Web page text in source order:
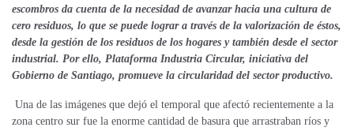
escombros da cuenta de la necesidad de avanzar hacia una cultura de
cero residuos, lo que se puede lograr a través de la valorización de éstos,
desde la gestión de los residuos de los hogares y también desde el sector
industrial. Por ello, Plataforma Industria Circular, iniciativa del
Gobierno de Santiago, promueve la circularidad del sector productivo.
Una de las imágenes que dejó el temporal que afectó recientemente a la
zona centro sur fue la enorme cantidad de basura que arrastraban ríos y